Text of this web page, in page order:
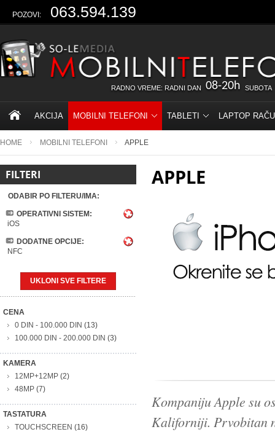
POZOVI: 063.594.139
RADNO VREME: RADNI DAN 08-20h SUBOTA
AKCIJA MOBILNI TELEFONI TABLETI LAPTOP
HOME MOBILNI TELEFONI APPLE
FILTERI
ODABIR PO FILTERU/IMA:
OPERATIVNI SISTEM:
iOS
DODATNE OPCIJE:
NFC
UKLONI SVE FILTERE
CENA
0 DIN - 100.000 DIN (13)
100.000 DIN - 200.000 DIN (3)
KAMERA
12MP+12MP (2)
48MP (7)
TASTATURA
TOUCHSCREEN (16)
APPLE
Kompaniju Apple su
Kaliforniji. Prvobitan